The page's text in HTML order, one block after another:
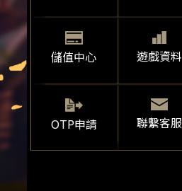
儲值中心 遊戲資料
OTP申請 聯繫客服